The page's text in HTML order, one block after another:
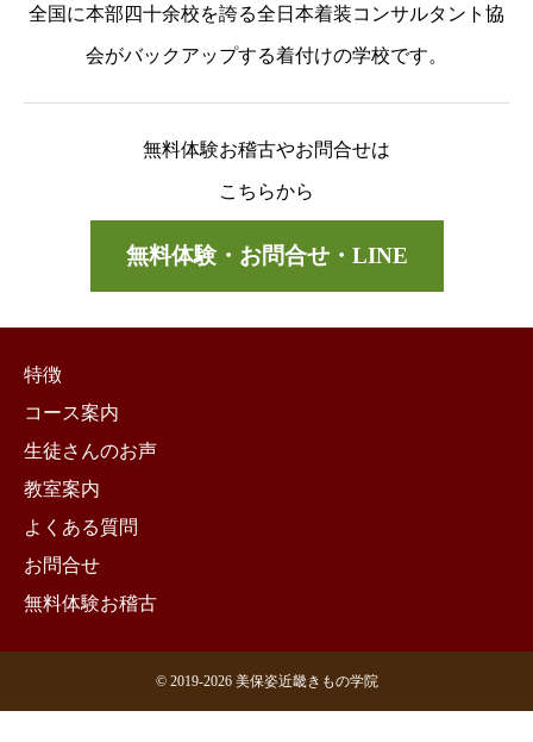
全国に本部四十余校を誇る全日本着装コンサルタント協
会がバックアップする着付けの学校です。
無料体験お稽古やお問合せは
こちらから
無料体験・お問合せ・LINE
特徴
コース案内
生徒さんのお声
教室案内
よくある質問
お問合せ
無料体験お稽古
© 2019-2026 美保姿近畿きもの学院